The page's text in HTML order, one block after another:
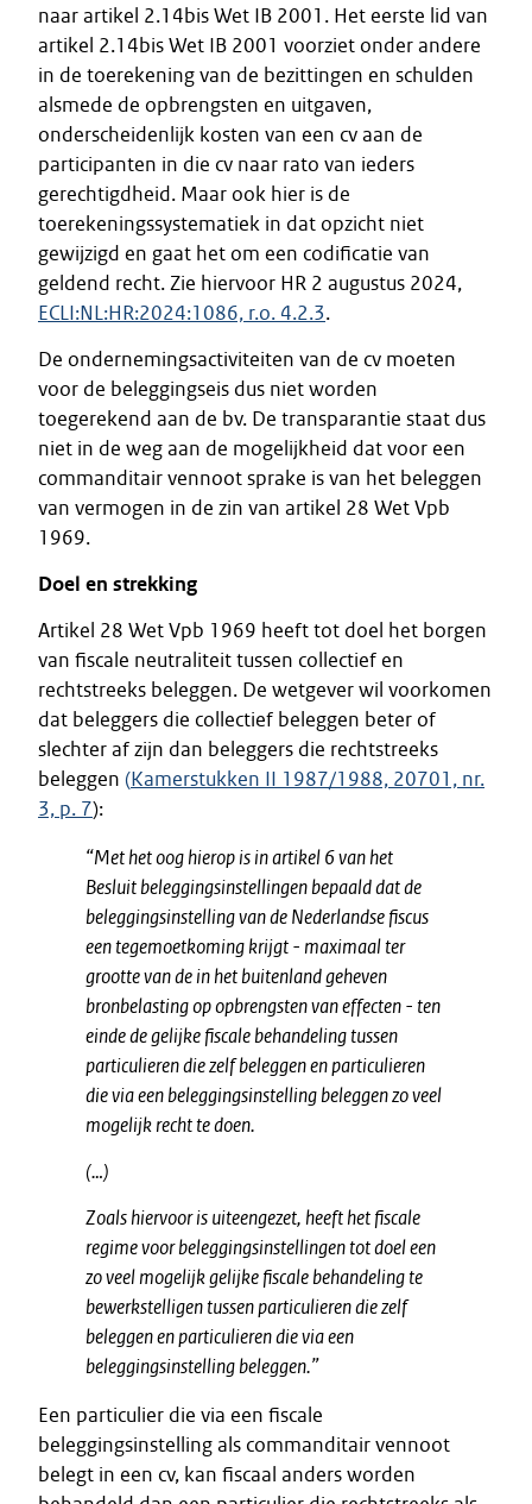
naar artikel 2.14bis Wet IB 2001. Het eerste lid van
artikel 2.14bis Wet IB 2001 voorziet onder andere
in de toerekening van de bezittingen en schulden
alsmede de opbrengsten en uitgaven,
onderscheidenlijk kosten van een cv aan de
participanten in die cv naar rato van ieders
gerechtigdheid. Maar ook hier is de
toerekeningssystematiek in dat opzicht niet
gewijzigd en gaat het om een codificatie van
geldend recht. Zie hiervoor HR 2 augustus 2024,
ECLI:NL:HR:2024:1086, r.o. 4.2.3.
De ondernemingsactiviteiten van de cv moeten
voor de beleggingseis dus niet worden
toegerekend aan de bv. De transparantie staat dus
niet in de weg aan de mogelijkheid dat voor een
commanditair vennoot sprake is van het beleggen
van vermogen in de zin van artikel 28 Wet Vpb
1969.
Doel en strekking
Artikel 28 Wet Vpb 1969 heeft tot doel het borgen
van fiscale neutraliteit tussen collectief en
rechtstreeks beleggen. De wetgever wil voorkomen
dat beleggers die collectief beleggen beter of
slechter af zijn dan beleggers die rechtstreeks
beleggen (Kamerstukken II 1987/1988, 20701, nr.
3, p. 7):
“Met het oog hierop is in artikel 6 van het
Besluit beleggingsinstellingenbepaald dat de
beleggingsinstelling van de Nederlandse fiscus
eentegemoetkoming krijgt - maximaal ter
grootte van de in het buitenlandgeheven
bronbelasting op opbrengsten van effecten - ten
einde de gelijkefiscale behandeling tussen
particulieren die zelf beleggen en particulieren
die via een beleggingsinstelling beleggen zo veel
mogelijk recht te doen.
(…)
Zoals hiervoor is uiteengezet, heefthet fiscale
regime voor beleggingsinstellingen tot doel een
zo veel mogelijk gelijke fiscale behandeling te
bewerkstelligen tussen particulieren die zelf
beleggen en particulieren die via een
beleggingsinstelling beleggen.”
Een particulier die via een fiscale
beleggingsinstelling als commanditair vennoot
belegt in een cv, kan fiscaal anders worden